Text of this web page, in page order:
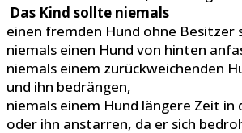
Das Kind sollte niemals
einen fremden Hund ohne Besitzer
niemals einen Hund von hinten
niemals einem zurückweichenden
und ihn bedrängen,
niemals einem Hund längere Zeit in
oder ihn anstarren, da er sich